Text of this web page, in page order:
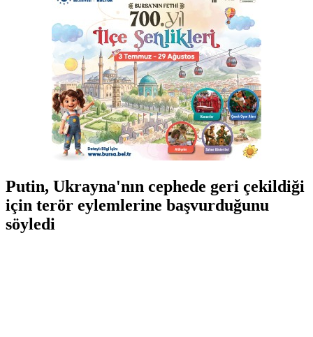
Putin, Ukrayna'nın cephede geri çekildiği
için terör eylemlerine başvurduğunu
söyledi